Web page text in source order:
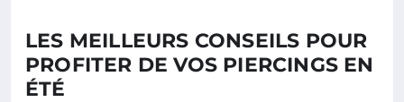
LES MEILLEURS CONSEILS POUR
PROFITER DE VOS PIERCINGS EN
ÉTÉ